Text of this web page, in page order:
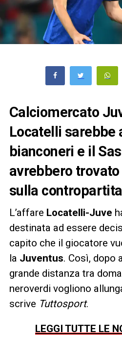
Calciomercato
Locatelli sarebbe
bianconeri e il
avrebbero trovato
sulla contropartita
L’affare Locatelli-Juve
destinata ad essere
capito che il giocatore
la Juventus. Così, dopo
grande distanza tra
neroverdi vogliono
scrive Tuttosport.
LEGGI TUTTE LE